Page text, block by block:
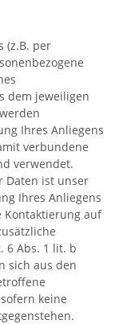
(z.B. per
dem jeweiligen
Ihres Anliegens
verbundene
verwendet.
Daten ist unser
Ihres Anliegens
Kontaktierung auf
6 Abs. 1 lit. b
sich aus den
keine